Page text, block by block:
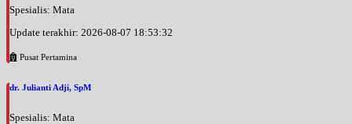
Spesialis: Mata
Update terakhir: 2026-08-07 18:53:32
Pusat Pertamina
dr. Julianti Adji, SpM
Spesialis: Mata